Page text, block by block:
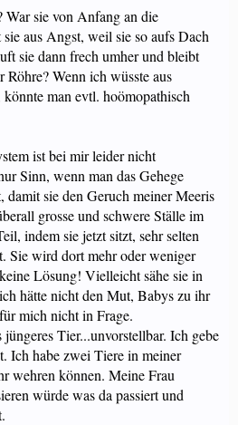
sie von Anfang an die
aus Angst, weil sie so aufs Dach
sie dann frech umher und bleibt
Röhre? Wenn ich wüsste aus
man evtl. hoömopathisch
ist bei mir leider nicht
Sinn, wenn man das Gehege
damit sie den Geruch meiner Meeris
grosse und schwere Ställe im
indem sie jetzt sitzt, sehr selten
Sie wird dort mehr oder weniger
Lösung! Vielleicht sähe sie in
hätte nicht den Mut, Babys zu ihr
mich nicht in Frage.
Tier...unvorstellbar. Ich gebe
Ich habe zwei Tiere in meiner
wehren können. Meine Frau
würde was da passiert und